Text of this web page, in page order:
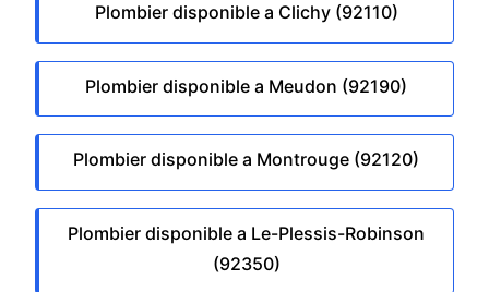
Plombier disponible a Clichy (92110)
Plombier disponible a Meudon (92190)
Plombier disponible a Montrouge (92120)
Plombier disponible a Le-Plessis-Robinson
(92350)